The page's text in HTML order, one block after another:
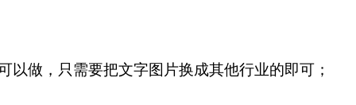
做，只需要把文字图片换成其他行业的即可；